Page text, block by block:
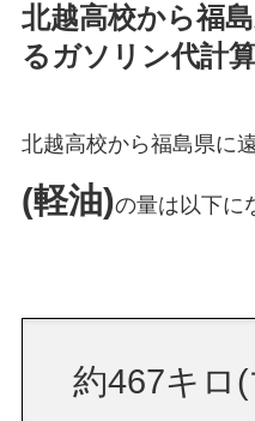
北越高校から福
るガソリン代計
北越高校から福島県に
(軽油)の量は以下に
約467キロ